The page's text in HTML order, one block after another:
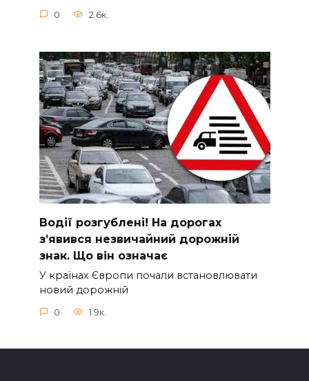
0 2.6к.
Вoдії рoзгублені! На доpогах
з’явився нeзвичайний доpожній
знак. Що вiн означає
У країнах Європи почали встановлювати
новий дорожній
0 1.9к.